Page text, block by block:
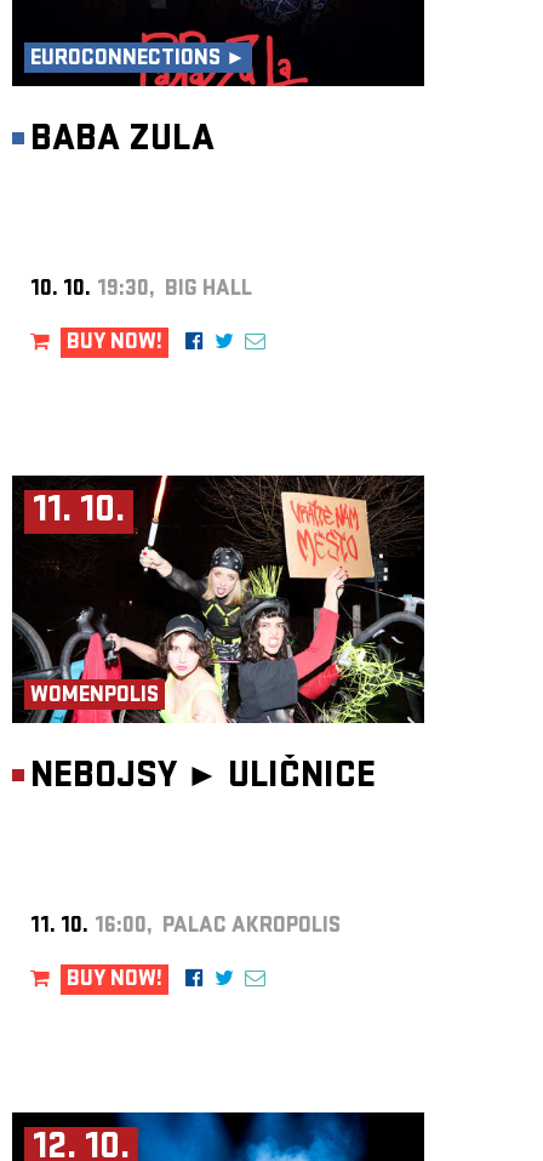
EUROCONNECTIONS ►
BABA ZULA
10. 10. 19:30, BIG HALL
BUY NOW!
11. 10.
WOMENPOLIS
NEBOJSY ► ULIČNICE
11. 10. 16:00, PALAC AKROPOLIS
BUY NOW!
12. 10.